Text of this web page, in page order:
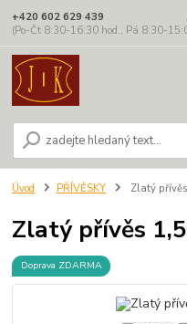
+420 602 629 439
(Po-Čt 8:30-16:30 hod., Pá 8:30-
Úvod PŘÍVĚSKY Zlatý
Zlatý přívěs
Doprava ZDARMA